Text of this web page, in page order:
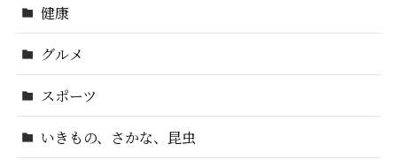
健康
グルメ
スポーツ
いきもの、さかな、昆虫